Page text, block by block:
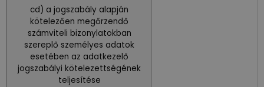
cd) a jogszabály alapján
kötelezően megőrzendő
számviteli bizonylatokban
szereplő személyes adatok
esetében az adatkezelő
jogszabályi kötelezettségének
teljesítése